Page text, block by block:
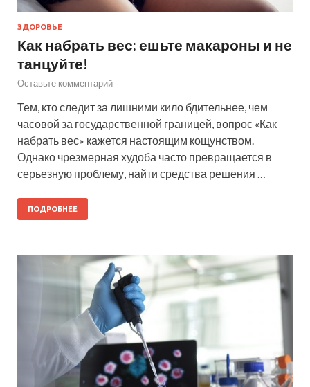
ЗДОРОВЬЕ
Как набрать вес: ешьте макароны и не
танцуйте!
Оставьте комментарий
Тем, кто следит за лишними кило бдительнее, чем
часовой за государственной границей, вопрос «Как
набрать вес» кажется настоящим кощунством.
Однако чрезмерная худоба часто превращается в
серьезную проблему, найти средства решения …
ПОДРОБНЕЕ